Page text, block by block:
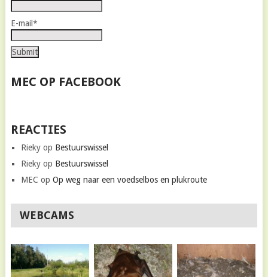
E-mail*
MEC OP FACEBOOK
REACTIES
Riekyop Bestuurswissel
Riekyop Bestuurswissel
MEC op Op weg naar een voedselbos en plukroute
WEBCAMS